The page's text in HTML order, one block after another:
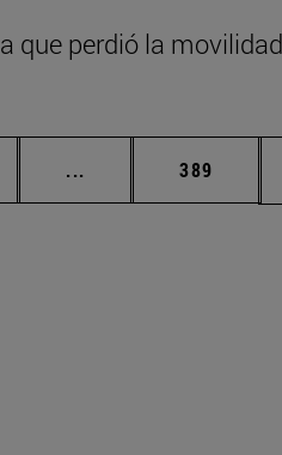
que perdió la
... Páginas intermedias
Página
389